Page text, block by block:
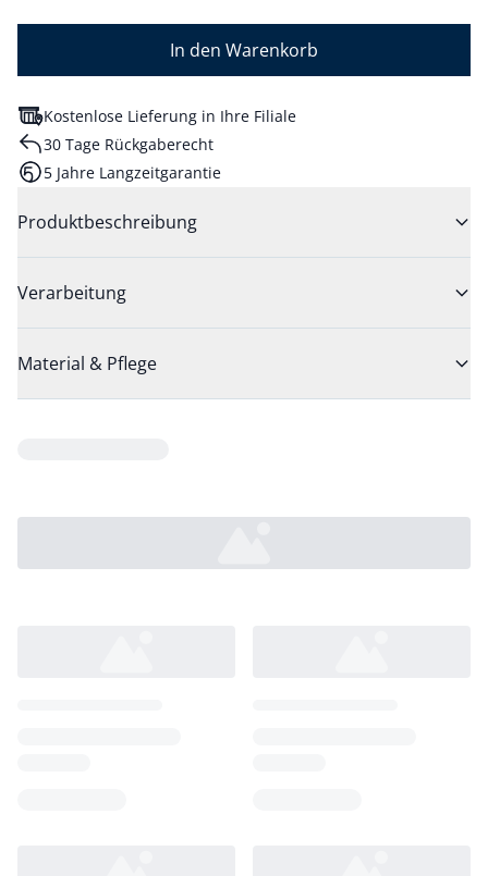
In den Warenkorb
Kostenlose Lieferung in Ihre Filiale
30 Tage Rückgaberecht
5 Jahre Langzeitgarantie
Produktbeschreibung
Verarbeitung
Material & Pflege